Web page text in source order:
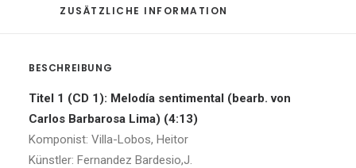
ZUSÄTZLICHE INFORMATION
BESCHREIBUNG
Titel 1 (CD 1): Melodía sentimental (bearb. von
Carlos Barbarosa Lima) (4:13)
Komponist: Villa-Lobos, Heitor
Künstler: Fernandez Bardesio,J.